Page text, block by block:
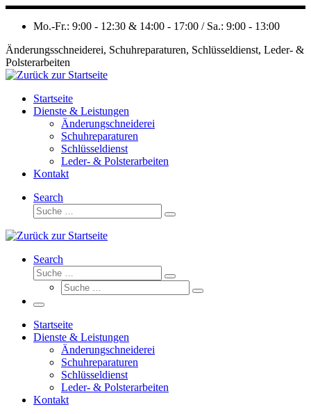
Zum
Inhalt
Mo.-Fr.: 9:00 - 12:30 & 14:00 - 17:00 / Sa.: 9:00 - 13:00
Änderungsschneiderei, Schuhreparaturen, Schlüsseldienst, Leder- &
Polsterarbeiten
Startseite
Dienste & Leistungen
Änderungschneiderei
Schuhreparaturen
Schlüsseldienst
Leder- & Polsterarbeiten
Kontakt
Search
Suche
Suche
Search
Suche
Suche
Suche
Suche
Menü
Startseite
Dienste & Leistungen
Änderungschneiderei
Schuhreparaturen
Schlüsseldienst
Leder- & Polsterarbeiten
Kontakt